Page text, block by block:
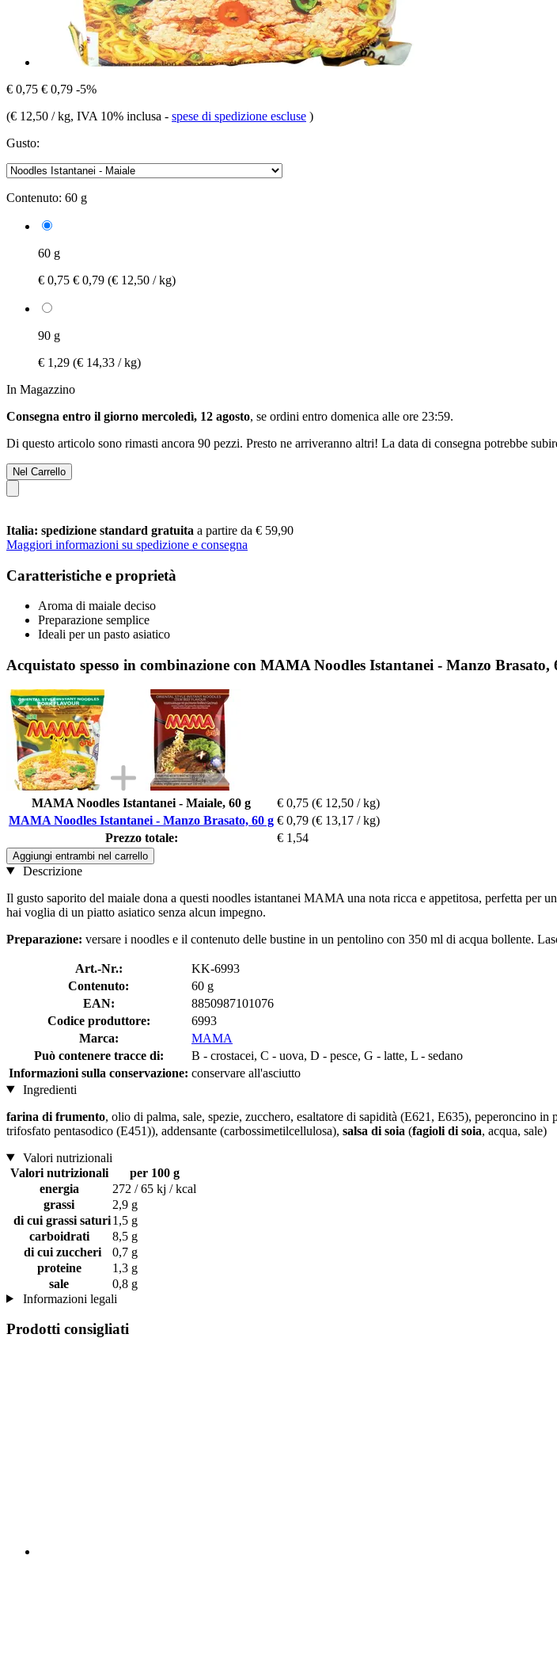
€ 0,75 € 0,79 -5%
(€ 12,50 / kg, IVA 10% inclusa - spese di spedizione escluse )
Gusto:
Contenuto: 60 g
60 g
€ 0,75 € 0,79 (€ 12,50 / kg)
90 g
€ 1,29 (€ 14,33 / kg)
In Magazzino
Consegna entro il giorno mercoledì, 12 agosto, se ordini entro domenica alle ore 23:59.
Di questo articolo sono rimasti ancora 90 pezzi. Presto ne arriveranno altri! La data di consegna potrebbe
Nel Carrello
Italia: spedizione standard gratuita a partire da € 59,90
Maggiori informazioni su spedizione e consegna
Caratteristiche e proprietà
Aroma di maiale deciso
Preparazione semplice
Ideali per un pasto asiatico
Acquistato spesso in combinazione con MAMA Noodles Istantanei - Manzo Brasato,
MAMA Noodles Istantanei - Maiale, 60 g € 0,75 (€ 12,50 / kg)
MAMA Noodles Istantanei - Manzo Brasato, 60 g € 0,79 (€ 13,17 / kg)
Prezzo totale:
€ 1,54
Aggiungi entrambi nel carrello
Descrizione
Il gusto saporito del maiale dona a questi noodles istantanei MAMA una nota ricca e appetitosa, perfetta per
hai voglia di un piatto asiatico senza alcun impegno.
Preparazione: versare i noodles e il contenuto delle bustine in un pentolino con 350 ml di acqua bollente.
Art.-Nr.:
KK-6993
Contenuto:
60 g
EAN:
8850987101076
Codice produttore:
6993
Marca:
MAMA
Può contenere tracce di:
B - crostacei, C - uova, D - pesce, G - latte, L - sedano
Informazioni sulla conservazione: conservare all'asciutto
Ingredienti
farina di frumento, olio di palma, sale, spezie, zucchero, esaltatore di sapidità (E621, E635), peperoncino in
trifosfato pentasodico (E451)), addensante (carbossimetilcellulosa), salsa di soia (fagioli di soia, acqua, sale)
Valori nutrizionali
Valori nutrizionali
per 100 g
energia
272 / 65 kj / kcal
grassi
2,9 g
di cui grassi saturi1,5 g
carboidrati
8,5 g
di cui zuccheri
0,7 g
proteine
1,3 g
sale
0,8 g
Informazioni legali
Prodotti consigliati